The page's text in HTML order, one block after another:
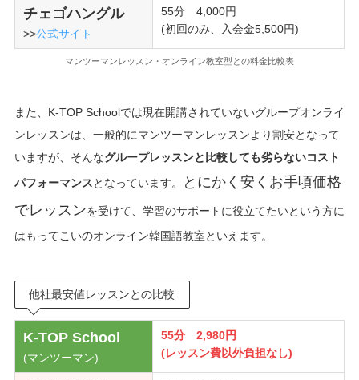
チェゴハングル
>>公式サイト
55分 4,000円
(初回のみ、入会金5,500円)
マンツーマンレッスン・オンライン教室型との料金比較表
また、K-TOP Schoolでは現在開講されていないグループオンライ
ンレッスンは、一般的にマンツーマンレッスンより割安となって
いますが、そんなグループレッスンと比較しても劣らないコスト
パフォーマンスとなっています。
とにかく安くお手頃価格
でレッスンを受けて、学習のサポートに役立てたいという方に
はもってこいのオンライン韓国語教室といえます。
他社最安値レッスンとの比較
K-TOP School
(マンツーマン)
55分 2,980円
(レッスン費以外負担なし)